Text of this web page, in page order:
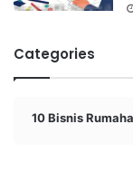
Categories
10 Bisnis